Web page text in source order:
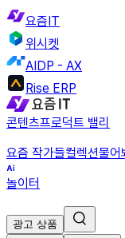
요즘IT
위시켓
AIDP - AX
Rise ERP
콘텐츠프로덕트 밸리
요즘 작가들컬렉션물어
놀이터
광고 상품